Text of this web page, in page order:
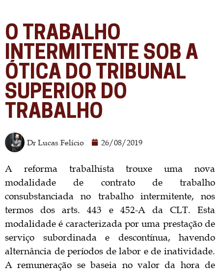
O TRABALHO
INTERMITENTE SOB A
ÓTICA DO TRIBUNAL
SUPERIOR DO
TRABALHO
Dr Lucas Felício 26/08/2019
A reforma trabalhista trouxe uma nova
modalidade de contrato de trabalho
consubstanciada no trabalho intermitente, nos
termos dos arts. 443 e 452-A da CLT. Esta
modalidade é caracterizada por uma prestação de
serviço subordinada e descontínua, havendo
alternância de períodos de labor e de inatividade.
A remuneração se baseia no valor da hora de